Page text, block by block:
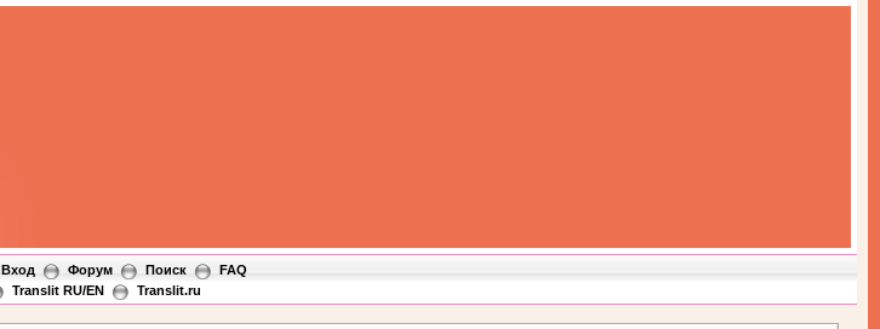
Вход Форум Поиск
FAQ
Translit RU/EN Translit.ru